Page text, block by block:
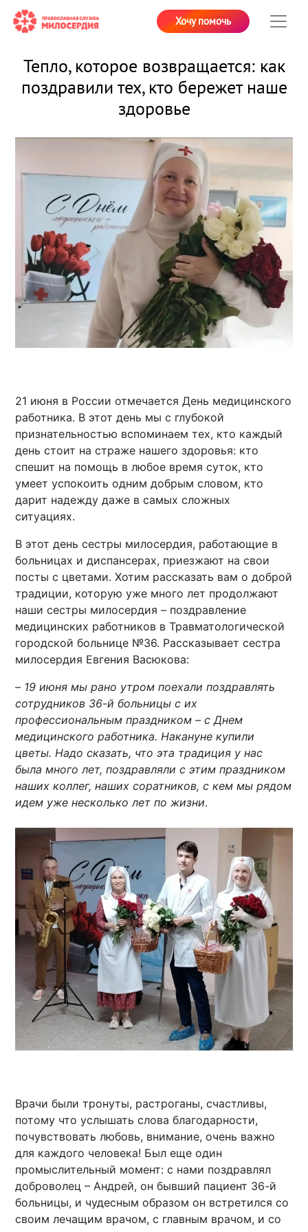
Хочу помочь
Тепло, которое возвращается: как
поздравили тех, кто бережет наше
здоровье
21 июня в России отмечается День медицинского
работника. В этот день мы с глубокой
признательностью вспоминаем тех, кто каждый
день стоит на страже нашего здоровья: кто
спешит на помощь в любое время суток, кто
умеет успокоить одним добрым словом, кто
дарит надежду даже в самых сложных
ситуациях.
В этот день сестры милосердия, работающие в
больницах и диспансерах, приезжают на свои
посты с цветами. Хотим рассказать вам о доброй
традиции, которую уже много лет продолжают
наши сестры милосердия – поздравление
медицинских работников в Травматологической
городской больнице №36. Рассказывает сестра
милосердия Евгения Васюкова:
– 19 июня мы рано утром поехали поздравлять
сотрудников 36-й больницы с их
профессиональным праздником – с Днем
медицинского работника. Накануне купили
цветы. Надо сказать, что эта традиция у нас
была много лет, поздравляли с этим праздником
наших коллег, наших соратников, с кем мы рядом
идем уже несколько лет по жизни.
Врачи были тронуты, растроганы, счастливы,
потому что услышать слова благодарности,
почувствовать любовь, внимание, очень важно
для каждого человека! Был еще один
промыслительный момент: с нами поздравлял
доброволец – Андрей, он бывший пациент 36-й
больницы, и чудесным образом он встретился со
своим лечащим врачом, с главным врачом, и со